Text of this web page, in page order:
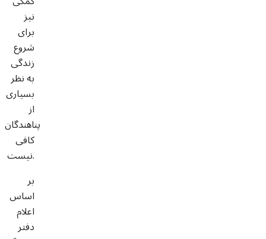
نیز
برای
شروع
زندگی
به نظر
بسیاری
از
پناهندگان
کافی
نیست.
بر
اساس
اعلام
دفتر